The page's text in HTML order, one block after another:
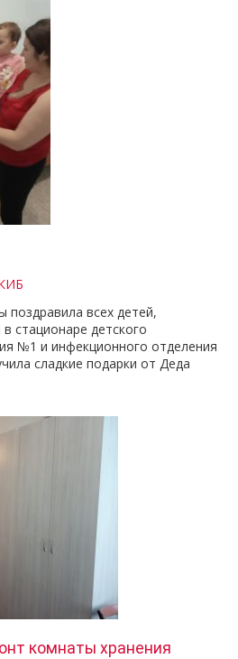
поздравила всех детей,
стационаре детского
№1 и инфекционного отделения
сладкие подарки от Деда
комнаты хранения